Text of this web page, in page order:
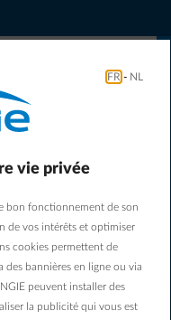
est
votre
réessayer.
FR - NL
vie privée
bon fonctionnement de son
de vos intérêts et optimiser
cookies permettent de
des bannières en ligne ou via
peuvent installer des
la publicité qui vous est